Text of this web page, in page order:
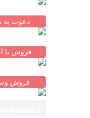
دعوت به
فروش یا
فروش